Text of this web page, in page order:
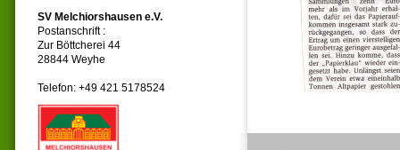
SV Melchiorshausen e.V.
Postanschrift :
Zur Böttcherei 44
28844 Weyhe
Telefon: +49 421 5178524